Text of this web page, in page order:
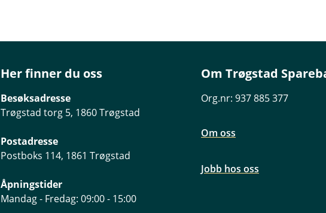
Her finner du oss
Besøksadresse
Trøgstad torg 5, 1860 Trøgstad
Postadresse
Postboks 114, 1861 Trøgstad
Åpningstider
Mandag - Fredag: 09:00 - 15:00
Om Trøgstad
Org.nr: 937 885 377
Om oss
Jobb hos oss